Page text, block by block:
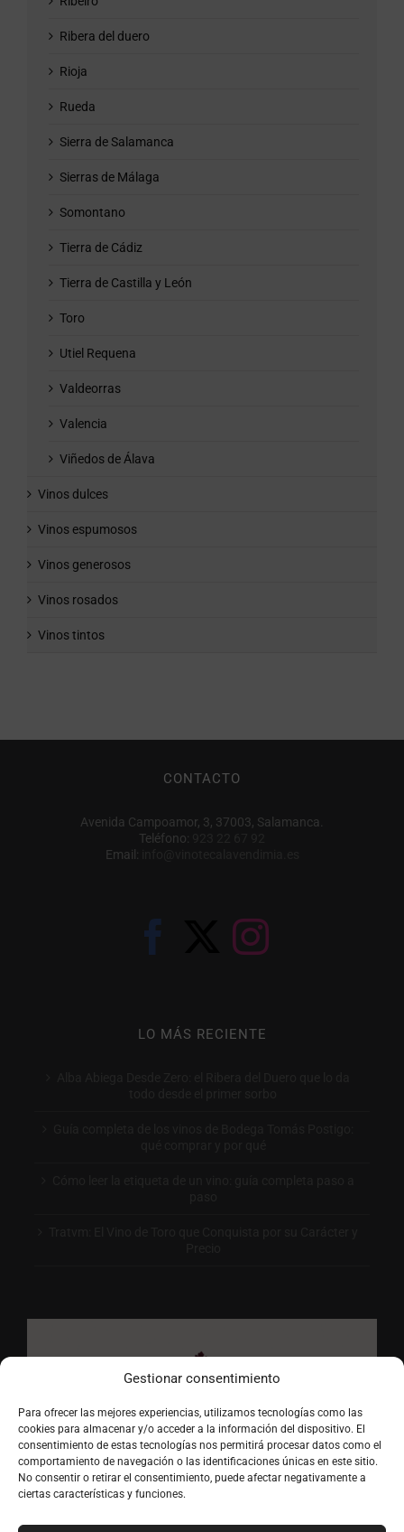
Gestionar consentimiento
Para ofrecer las mejores experiencias, utilizamos tecnologías como las
cookies para almacenar y/o acceder a la información del dispositivo. El
consentimiento de estas tecnologías nos permitirá procesar datos como el
comportamiento de navegación o las identificaciones únicas en este sitio.
No consentir o retirar el consentimiento, puede afectar negativamente a
ciertas características y funciones.
Ribera del duero
Rioja
Rueda
Sierra de Salamanca
Sierras de Málaga
Somontano
Tierra de Cádiz
Tierra de Castilla y León
Toro
Utiel Requena
Valdeorras
Valencia
Viñedos de Álava
Vinos dulces
Vinos espumosos
Vinos generosos
Vinos rosados
Vinos tintos
CONTACTO
Avenida Campoamor, 3, 37003, Salamanca.
Teléfono:
Email:
LO MÁS RECIENTE